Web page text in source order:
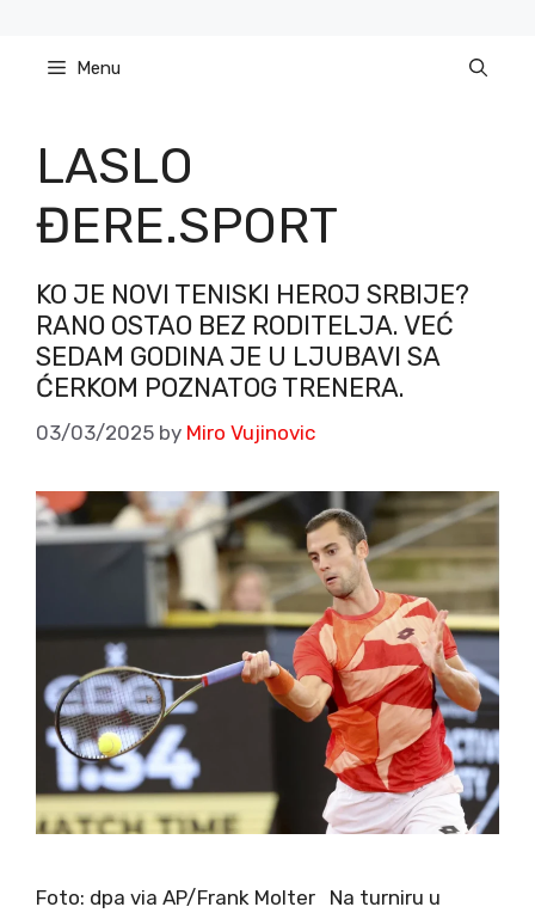
content Menu
LASLO
ĐERE.SPORT
KO JE NOVI TENISKI HEROJ SRBIJE?
RANO OSTAO BEZ RODITELJA. VEĆ
SEDAM GODINA JE U LJUBAVI SA
ĆERKOM POZNATOG TRENERA.
03/03/2025 by Miro Vujinovic
Foto: dpa via AP/Frank Molter Na turniru u